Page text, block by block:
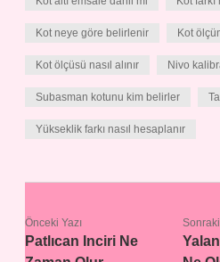
Kot neye göre belirlenir Kot
Kot ölçüsü nasıl alınır Nivo
Subasman kotunu kim belirler
Yükseklik farkı nasıl hesaplanır
Önceki Yazı
Patlıcan Inciri Ne
Sonraki